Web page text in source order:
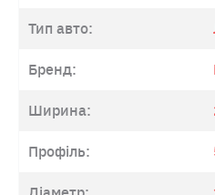
Тип авто:
Бренд:
Ширина:
Профіль: